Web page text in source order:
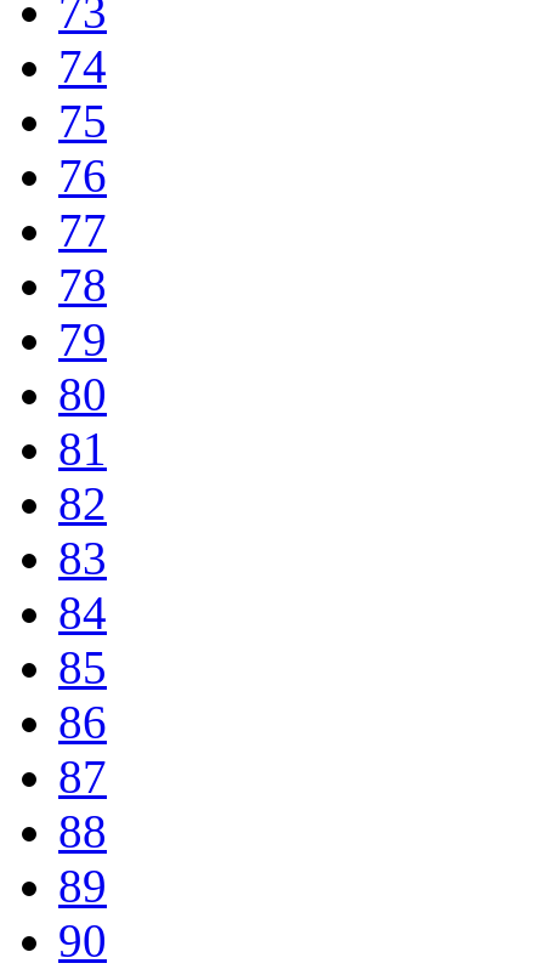
73
74
75
76
77
78
79
80
81
82
83
84
85
86
87
88
89
90